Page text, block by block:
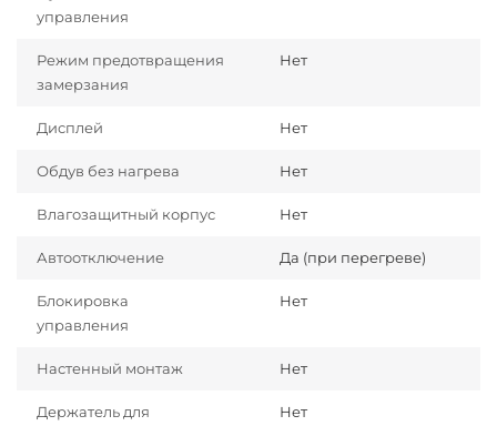
управления
Режим предотвращения
замерзания
Нет
Дисплей Нет
Обдув без нагрева Нет
Влагозащитный корпус Нет
Автоотключение Да (при перегреве)
Блокировка
управления
Нет
Настенный монтаж Нет
Держатель для
Нет